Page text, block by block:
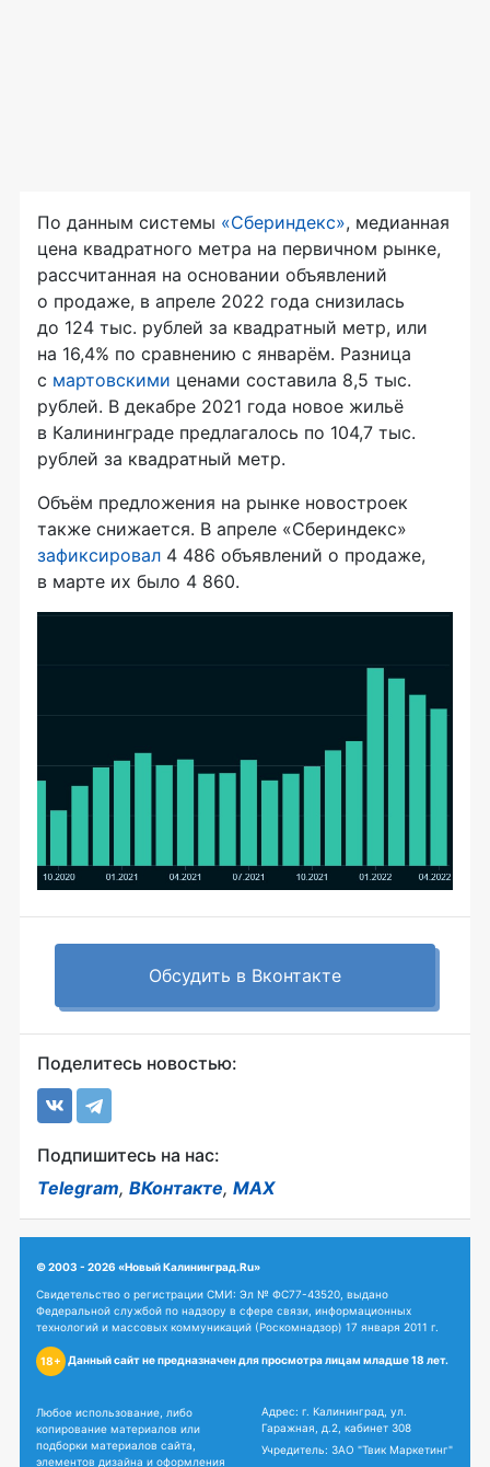
По данным системы «Сбериндекс», медианная
цена квадратного метра на первичном рынке,
рассчитанная на основании объявлений
о продаже, в апреле 2022 года снизилась
до 124 тыс. рублей за квадратный метр, или
на 16,4% по сравнению с январём. Разница
с мартовскими ценами составила 8,5 тыс.
рублей. В декабре 2021 года новое жильё
в Калининграде предлагалось по 104,7 тыс.
рублей за квадратный метр.
Объём предложения на рынке новостроек
также снижается. В апреле «Сбериндекс»
зафиксировал 4 486 объявлений о продаже,
в марте их было 4 860.
Обсудить в Вконтакте
Поделитесь новостью:
Подпишитесь на нас:
Telegram, ВКонтакте, MAX
© 2003 - 2026 «Новый Калининград.Ru»
Свидетельство о регистрации СМИ: Эл № ФС77-43520, выдано
Федеральной службой по надзору в сфере связи, информационных
технологий и массовых коммуникаций (Роскомнадзор) 17 января 2011 г.
18+ Данный сайт не предназначен для просмотра лицам младше 18 лет.
Любое использование, либо
копирование материалов или
подборки материалов сайта,
элементов дизайна и оформления
Адрес: г. Калининград, ул.
Гаражная, д.2, кабинет 308
Учредитель: ЗАО "Твик Маркетинг"